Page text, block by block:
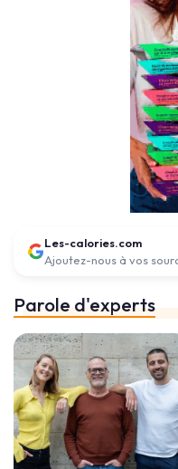
Les-calories.com
Ajoutez-nous à vos
Parole d'experts